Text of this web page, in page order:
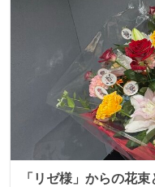
「リゼ様」からの花